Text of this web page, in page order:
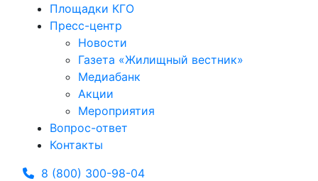
Площадки КГО
Пресс-центр
Новости
Газета «Жилищный вестник»
Медиабанк
Акции
Мероприятия
Вопрос-ответ
Контакты
8 (800) 300-98-04